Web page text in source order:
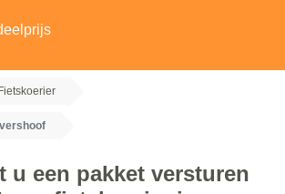
Fietskoerier
u een pakket versturen